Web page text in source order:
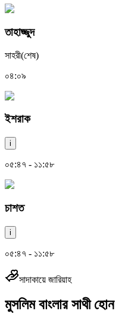
তাহাজ্জুদ
সাহরী(শেষ)
০৪:০৯
ইশরাক
i
০৫:৪৭ - ১১:৫৮
চাশত
i
০৫:৪৭ - ১১:৫৮
সাদাকায়ে জারিয়াহ
মুসলিম বাংলার সাথী হোন